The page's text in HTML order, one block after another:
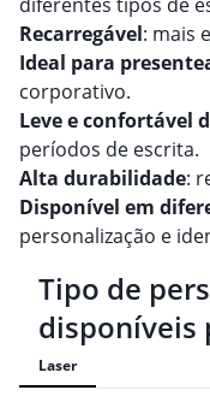
Recarregável: mais
Ideal para
corporativo.
Leve e confortável
períodos de escrita.
Alta durabilidade:
Disponível em
personalização e
Tipo de
disponíveis
Laser